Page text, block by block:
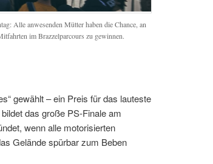
Alle anwesenden Mütter haben die Chance, an
im Brazzelparcours zu gewinnen.
gewählt – ein Preis für das lauteste
das große PS-Finale am
wenn alle motorisierten
Gelände spürbar zum Beben